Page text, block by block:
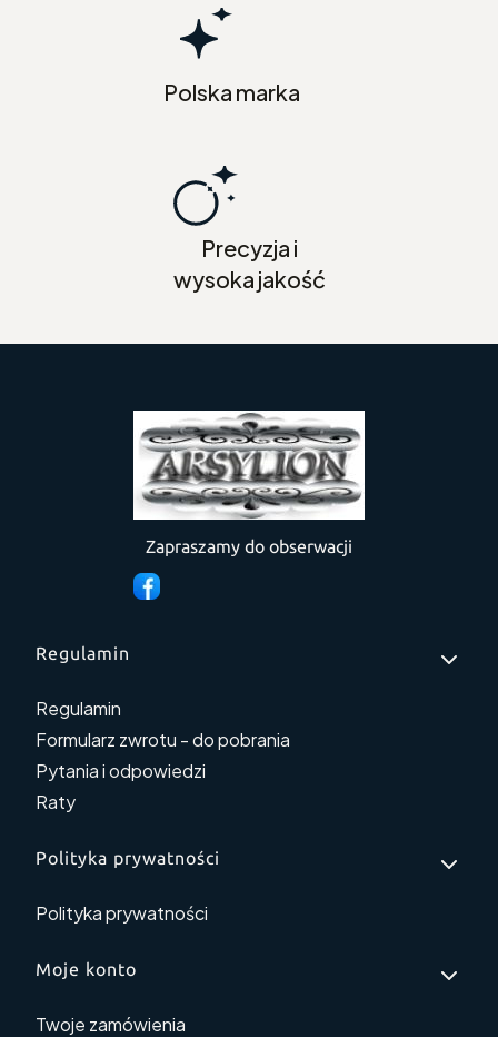
Polska marka
Precyzja i
wysoka jakość
Zapraszamy do obserwacji
Linki w stopce
Regulamin
Regulamin
Formularz zwrotu - do pobrania
Pytania i odpowiedzi
Raty
Polityka prywatności
Polityka prywatności
Moje konto
Twoje zamówienia